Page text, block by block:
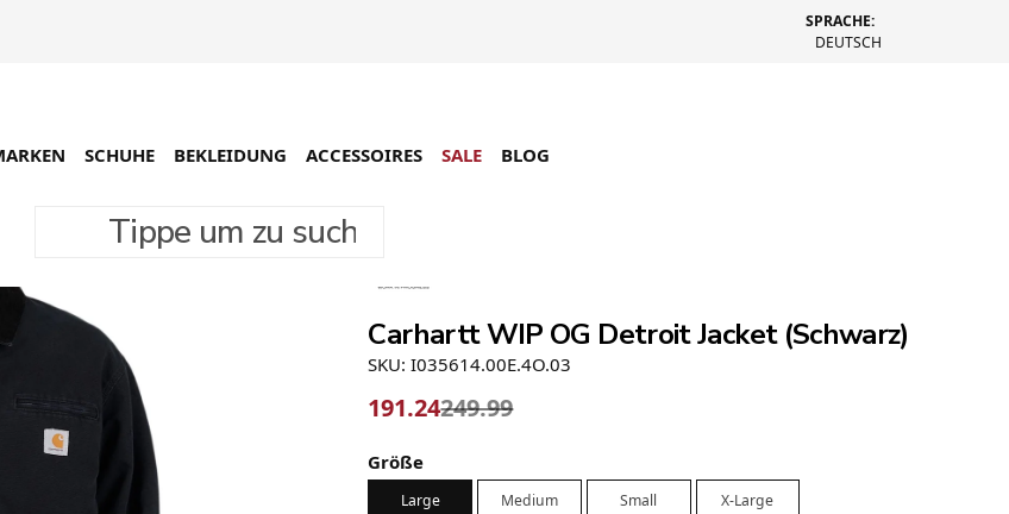
SPRACHE:
DEUTSCH
Tippe um zu suchen
SCHUHE BEKLEIDUNG ACCESSOIRES SALE BLOG
Carhartt WIP OG Detroit Jacket (Schwarz)
SKU: I035614.00E.4O.03
191.24249.99
Größe
Large Medium Small X-Large